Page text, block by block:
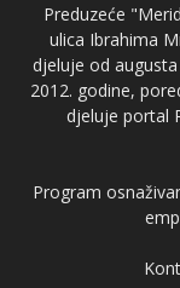
Preduzeće
ulica Ibrahima
djeluje od
2012. godine,
djeluje portal
Program